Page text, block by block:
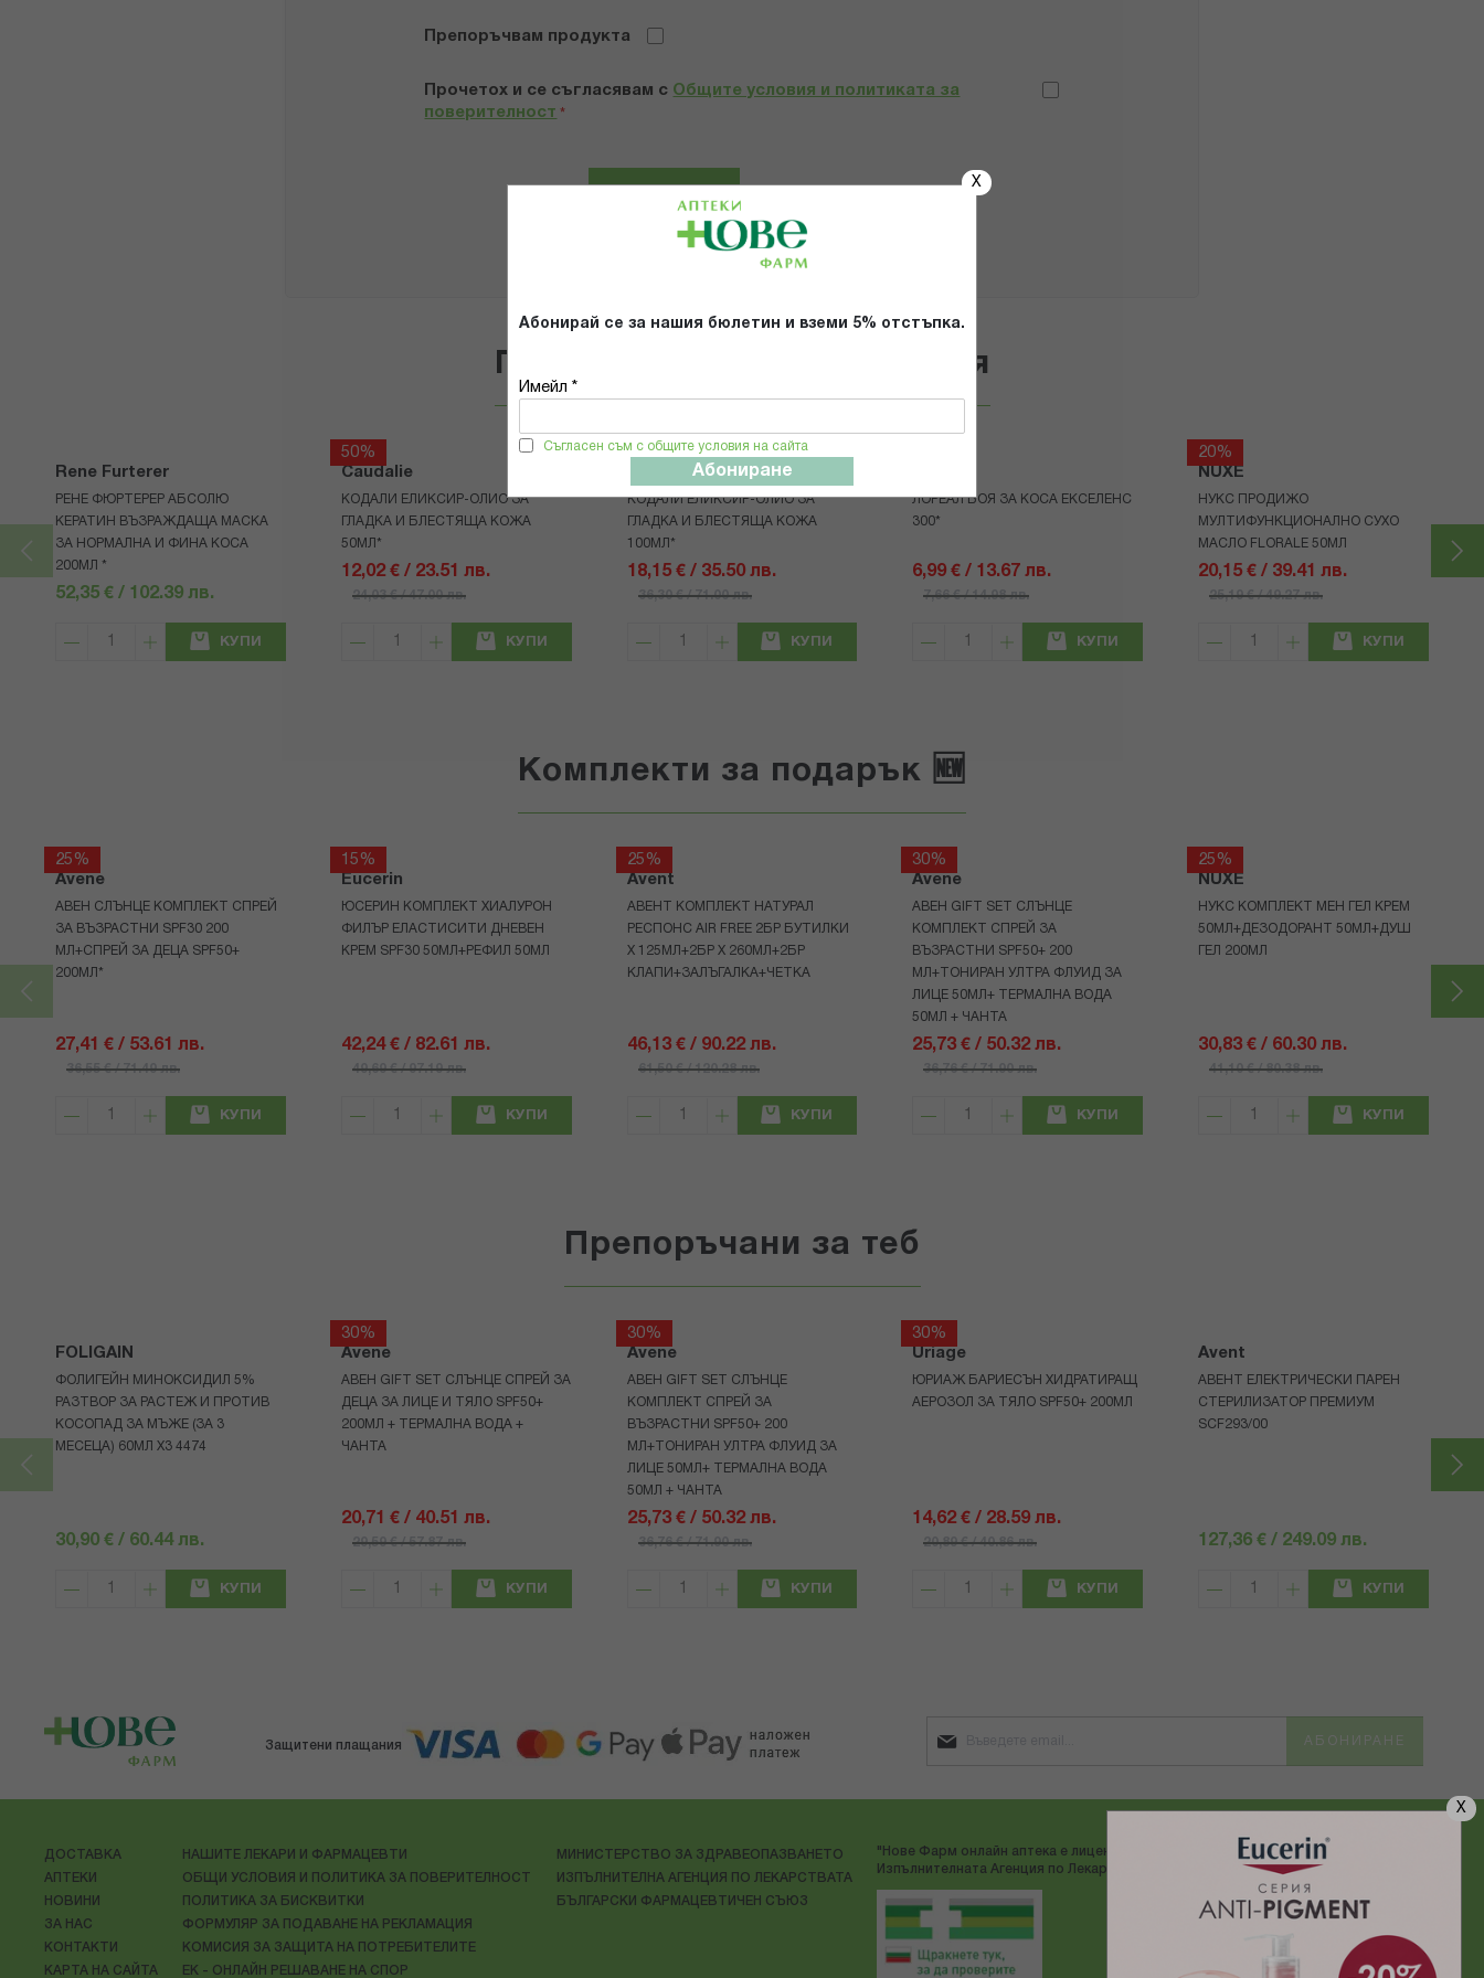
X
X
Абонирай се за нашия бюлетин и вземи 5% отстъпка.
Имейл *
Съгласен съм с общите условия на сайта
Абониране
Препоръчвам продукта
Прочетох и се съгласявам с Общите условия и политиката за
поверителност *
Популярни в тази категория
Rene Furterer
РЕНЕ ФЮРТЕРЕР АБСОЛЮ
КЕРАТИН ВЪЗРАЖДАЩА МАСКА
ЗА НОРМАЛНА И ФИНА КОСА
200МЛ *
52,35 € / 102.39 лв.
КУПИ
50%
Caudalie
КОДАЛИ ЕЛИКСИР-ОЛИО ЗА
ГЛАДКА И БЛЕСТЯЩА КОЖА
50МЛ*
12,02 € / 23.51 лв.
24,03 € / 47.00 лв.
КУПИ
50%
Caudalie
КОДАЛИ ЕЛИКСИР-ОЛИО ЗА
ГЛАДКА И БЛЕСТЯЩА КОЖА
100МЛ*
18,15 € / 35.50 лв.
36,30 € / 71.00 лв.
КУПИ
ЛОРЕАЛ БОЯ ЗА КОСА ЕКСЕЛЕНС
300*
6,99 € / 13.67 лв.
7,66 € / 14.98 лв.
КУПИ
20%
NUXE
НУКС ПРОДИЖО
МУЛТИФУНКЦИОНАЛНО СУХО
МАСЛО FLORALE 50МЛ
20,15 € / 39.41 лв.
25,19 € / 49.27 лв.
КУПИ
Комплекти за подарък 🆕
25%
Avene
АВЕН СЛЪНЦЕ КОМПЛЕКТ СПРЕЙ
ЗА ВЪЗРАСТНИ SPF30 200
МЛ+СПРЕЙ ЗА ДЕЦА SPF50+
200МЛ*
27,41 € / 53.61 лв.
36,55 € / 71.49 лв.
КУПИ
15%
Eucerin
ЮСЕРИН КОМПЛЕКТ ХИАЛУРОН
ФИЛЪР ЕЛАСТИСИТИ ДНЕВЕН
КРЕМ SPF30 50МЛ+РЕФИЛ 50МЛ
42,24 € / 82.61 лв.
49,69 € / 97.19 лв.
КУПИ
25%
Avent
АВЕНТ КОМПЛЕКТ НАТУРАЛ
РЕСПОНС AIR FREE 2БР БУТИЛКИ
Х 125МЛ+2БР Х 260МЛ+2БР
КЛАПИ+ЗАЛЪГАЛКА+ЧЕТКА
46,13 € / 90.22 лв.
61,50 € / 120.28 лв.
КУПИ
30%
Avene
АВЕН GIFT SET СЛЪНЦЕ
КОМПЛЕКТ СПРЕЙ ЗА
ВЪЗРАСТНИ SPF50+ 200
МЛ+ТОНИРАН УЛТРА ФЛУИД ЗА
ЛИЦЕ 50МЛ+ ТЕРМАЛНА ВОДА
50МЛ + ЧАНТА
25,73 € / 50.32 лв.
36,76 € / 71.90 лв.
КУПИ
25%
NUXE
НУКС КОМПЛЕКТ МЕН ГЕЛ КРЕМ
50МЛ+ДЕЗОДОРАНТ 50МЛ+ДУШ
ГЕЛ 200МЛ
30,83 € / 60.30 лв.
41,10 € / 80.38 лв.
КУПИ
Препоръчани за теб
FOLIGAIN
ФОЛИГЕЙН МИНОКСИДИЛ 5%
РАЗТВОР ЗА РАСТЕЖ И ПРОТИВ
КОСОПАД ЗА МЪЖЕ (ЗА 3
МЕСЕЦА) 60МЛ X3 4474
30,90 € / 60.44 лв.
КУПИ
30%
Avene
АВЕН GIFT SET СЛЪНЦЕ СПРЕЙ ЗА
ДЕЦА ЗА ЛИЦЕ И ТЯЛО SPF50+
200МЛ + ТЕРМАЛНА ВОДА +
ЧАНТА
20,71 € / 40.51 лв.
29,59 € / 57.87 лв.
КУПИ
30%
Avene
АВЕН GIFT SET СЛЪНЦЕ
КОМПЛЕКТ СПРЕЙ ЗА
ВЪЗРАСТНИ SPF50+ 200
МЛ+ТОНИРАН УЛТРА ФЛУИД ЗА
ЛИЦЕ 50МЛ+ ТЕРМАЛНА ВОДА
50МЛ + ЧАНТА
25,73 € / 50.32 лв.
36,76 € / 71.90 лв.
КУПИ
30%
Uriage
ЮРИАЖ БАРИЕСЪН ХИДРАТИРАЩ
АЕРОЗОЛ ЗА ТЯЛО SPF50+ 200МЛ
14,62 € / 28.59 лв.
20,89 € / 40.86 лв.
КУПИ
Avent
АВЕНТ ЕЛЕКТРИЧЕСКИ ПАРЕН
СТЕРИЛИЗАТОР ПРЕМИУМ
SCF293/00
127,36 € / 249.09 лв.
КУПИ
Защитени плащания АБОНИРАНЕ
ДОСТАВКА
АПТЕКИ
НОВИНИ
ЗА НАС
КОНТАКТИ
КАРТА НА САЙТА
НАШИТЕ ЛЕКАРИ И ФАРМАЦЕВТИ
ОБЩИ УСЛОВИЯ И ПОЛИТИКА ЗА ПОВЕРИТЕЛНОСТ
ПОЛИТИКА ЗА БИСКВИТКИ
ФОРМУЛЯР ЗА ПОДАВАНЕ НА РЕКЛАМАЦИЯ
КОМИСИЯ ЗА ЗАЩИТА НА ПОТРЕБИТЕЛИТЕ
ЕК - ОНЛАЙН РЕШАВАНЕ НА СПОР
МИНИСТЕРСТВО ЗА ЗДРАВЕОПАЗВАНЕТО
ИЗПЪЛНИТЕЛНА АГЕНЦИЯ ПО ЛЕКАРСТВАТА
БЪЛГАРСКИ ФАРМАЦЕВТИЧЕН СЪЮЗ
"Нове Фарм онлайн аптека е лицензирана от
Изпълнителната Агенция по Лекарствата"
ДОСТАВЯМЕ С: